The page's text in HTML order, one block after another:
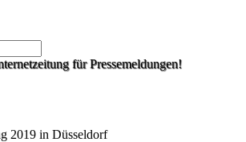
für Pressemeldungen!
2019 in Düsseldorf